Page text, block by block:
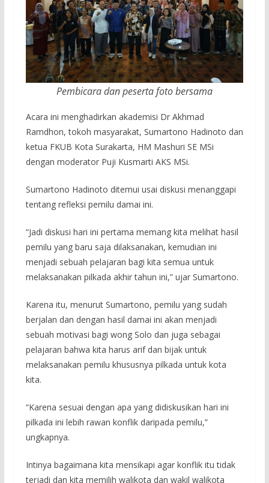
Pembicara dan peserta foto bersama
Acara ini menghadirkan akademisi Dr Akhmad
Ramdhon, tokoh masyarakat, Sumartono Hadinoto dan
ketua FKUB Kota Surakarta, HM Mashuri SE MSi
dengan moderator Puji Kusmarti AKS MSi.
Sumartono Hadinoto ditemui usai diskusi menanggapi
tentang refleksi pemilu damai ini.
“Jadi diskusi hari ini pertama memang kita melihat hasil
pemilu yang baru saja dilaksanakan, kemudian ini
menjadi sebuah pelajaran bagi kita semua untuk
melaksanakan pilkada akhir tahun ini,” ujar Sumartono.
Karena itu, menurut Sumartono, pemilu yang sudah
berjalan dan dengan hasil damai ini akan menjadi
sebuah motivasi bagi wong Solo dan juga sebagai
pelajaran bahwa kita harus arif dan bijak untuk
melaksanakan pemilu khususnya pilkada untuk kota
kita.
“Karena sesuai dengan apa yang didiskusikan hari ini
pilkada ini lebih rawan konflik daripada pemilu,”
ungkapnya.
Intinya bagaimana kita mensikapi agar konflik itu tidak
terjadi dan kita memilih walikota dan wakil walikota